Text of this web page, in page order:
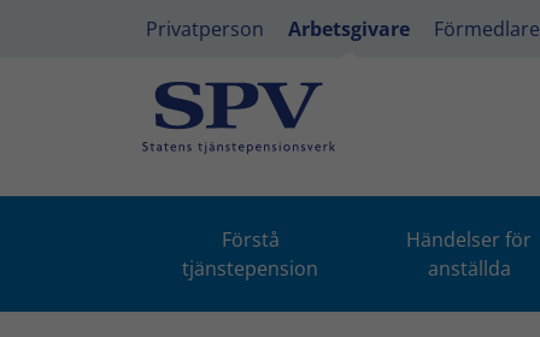
Privatperson Arbetsgivare Förmedlare
Förstå
tjänstepension
Händelser för
anställda